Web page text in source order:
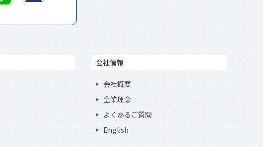
会社情報
会社概要
企業理念
よくあるご質問
English